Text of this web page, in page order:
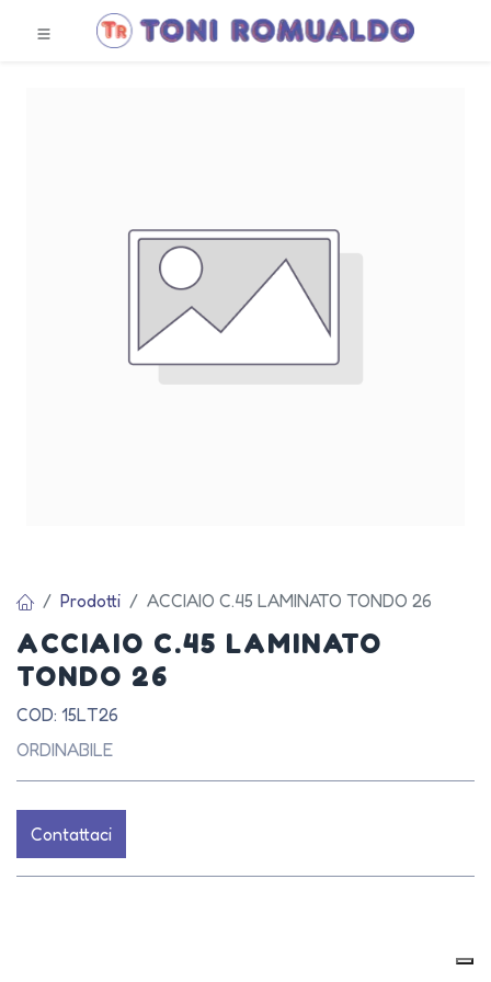
Prodotti ACCIAIO C.45 LAMINATO TONDO 26
ACCIAIO C.45 LAMINATO
TONDO 26
COD: 15LT26
ORDINABILE
Contattaci